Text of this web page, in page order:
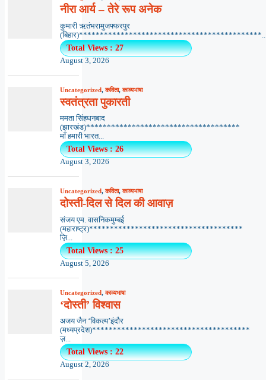
नीरा आर्य – तेरे रूप अनेक
कुमारी ऋतंभरामुजफ्फरपुर
Total Views : 27
August 3, 2026
Uncategorized,कविता,काव्यभाषा
स्वतंत्रता पुकारती
ममता सिंहधनबाद
(झारखंड)*************************************
माँ हमारी भारत...
Total Views : 26
August 3, 2026
Uncategorized,कविता,काव्यभाषा
दोस्ती-दिल से दिल की आवाज़
संजय एम. वासनिकमुम्बई
(महाराष्ट्र)*************************************
ज़ि...
Total Views : 25
August 5, 2026
Uncategorized,काव्यभाषा
‘दोस्ती’ विश्वास
अजय जैन ‘विकल्प’इंदौर
(मध्यप्रदेश)**************************************
ज़...
Total Views : 22
August 2, 2026